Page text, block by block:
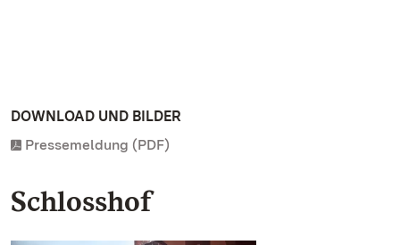
DOWNLOAD UND BILDER
Pressemeldung (PDF)
Schlosshof